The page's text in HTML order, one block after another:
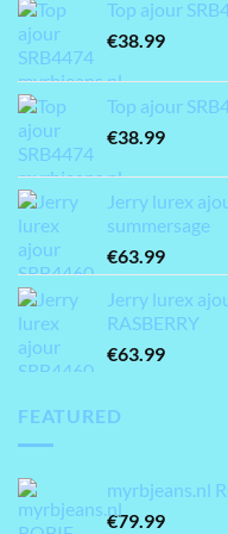
Top ajour
€38.99
Top ajour
€38.99
Jerry lurex
summersage
€63.99
Jerry lurex
RASBERRY
€63.99
FEATURED
myrbjeans.nl
€79.99